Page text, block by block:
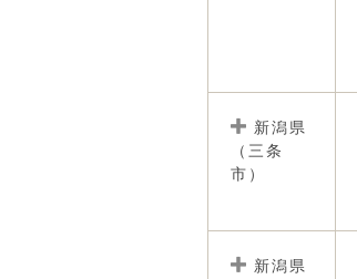
新潟県
（三条
市）
新潟県